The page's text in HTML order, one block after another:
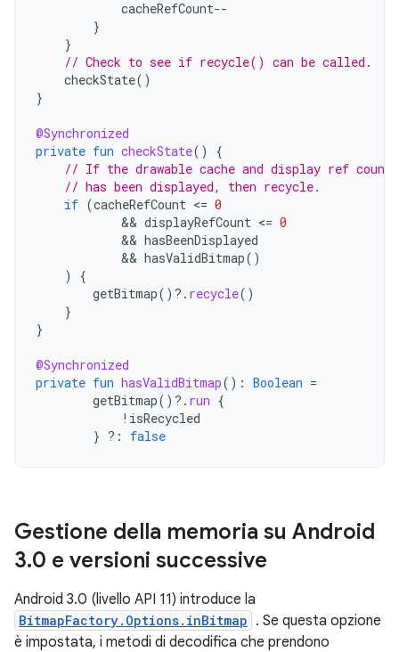
cacheRefCount--
}
}
// Check to see if recycle() can be called.
checkState()
}
@Synchronized
private fun checkState()
{
// If the drawable cache and display ref
// has been displayed, then recycle.
if (cacheRefCount <= 0
            &&
displayRefCount <= 0
            &&
hasBeenDisplayed
            &&
hasValidBitmap()
)
{
getBitmap() ?. recycle()
}
}
@Synchronized
private fun hasValidBitmap(): Boolean =
getBitmap() ?. run {
! isRecycled
} ?: false
Gestione della memoria su Android
3.0 e versioni successive
Android 3.0 (livello API 11) introduce la
BitmapFactory.Options.inBitmap . Se questa opzione
è impostata, i metodi di decodifica che prendono